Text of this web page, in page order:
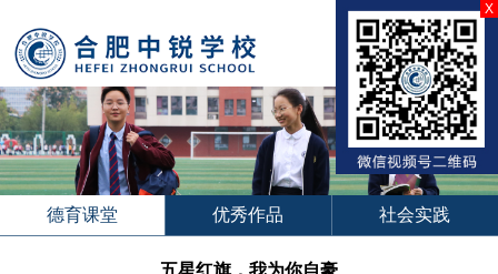
X
德育课堂 优秀作品 社会实践
五星红旗，我为你自豪